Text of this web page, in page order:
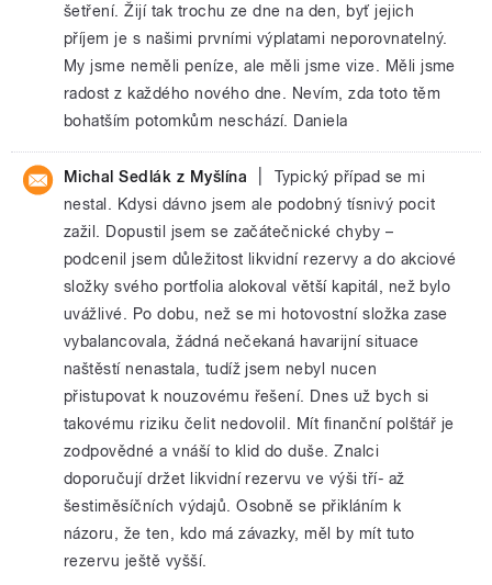
šetření. Žijí tak trochu ze dne na den, byť jejich
příjem je s našimi prvními výplatami neporovnatelný.
My jsme neměli peníze, ale měli jsme vize. Měli jsme
radost z každého nového dne. Nevím, zda toto těm
bohatším potomkům neschází. Daniela
Michal Sedlák z Myšlína
Typický případ se mi
nestal. Kdysi dávno jsem ale podobný tísnivý pocit
zažil. Dopustil jsem se začátečnické chyby –
podcenil jsem důležitost likvidní rezervy a do akciové
složky svého portfolia alokoval větší kapitál, než bylo
uvážlivé. Po dobu, než se mi hotovostní složka zase
vybalancovala, žádná nečekaná havarijní situace
naštěstí nenastala, tudíž jsem nebyl nucen
přistupovat k nouzovému řešení. Dnes už bych si
takovému riziku čelit nedovolil. Mít finanční polštář je
zodpovědné a vnáší to klid do duše. Znalci
doporučují držet likvidní rezervu ve výši tří- až
šestiměsíčních výdajů. Osobně se přikláním k
názoru, že ten, kdo má závazky, měl by mít tuto
rezervu ještě vyšší.